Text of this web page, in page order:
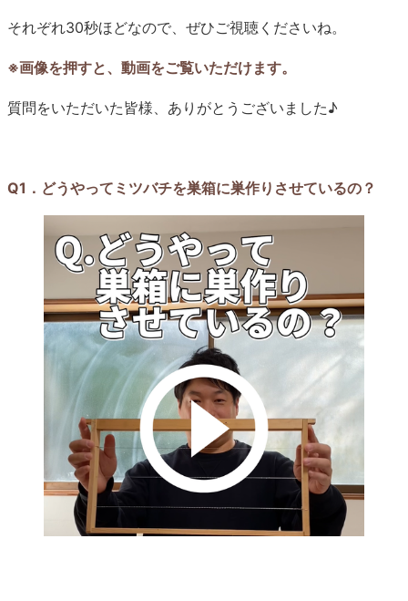
それぞれ30秒ほどなので、ぜひご視聴くださいね。
※画像を押すと、動画をご覧いただけます。
質問をいただいた皆様、ありがとうございました♪
Q1．どうやってミツバチを巣箱に巣作りさせているの？